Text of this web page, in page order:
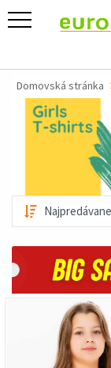
Domovská stránka